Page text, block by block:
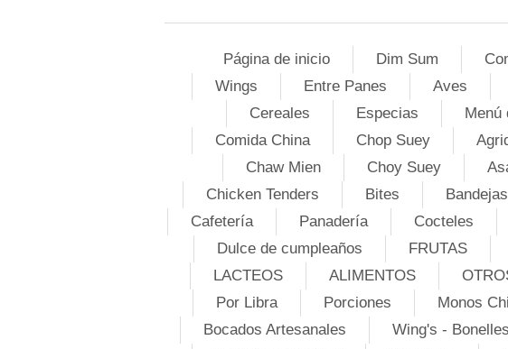
Página de inicio Dim Sum
Wings
Entre Panes Aves
Cereales
Especias Menú
Comida China
Chop Suey
Chaw Mien
Choy Suey
Chicken Tenders
Bites Bandejas
Cafetería
Panadería Cocteles
Dulce de cumpleaños
FRUTAS
LACTEOS
ALIMENTOS
Por Libra
Porciones Monos
Bocados Artesanales
Wing's -